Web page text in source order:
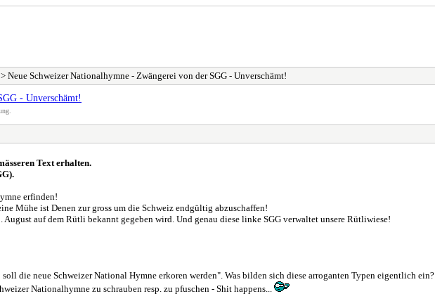
> Neue Schweizer Nationalhymne - Zwängerei von der SGG - Unverschämt!
- Unverschämt!
Text erhalten.
erfinden!
Mühe ist Denen zur gross um die Schweiz endgültig abzuschaffen!
auf dem Rütli bekannt gegeben wird. Und genau diese linke SGG verwaltet unsere Rütliwiese!
die neue Schweizer National Hymne erkoren werden". Was bilden sich diese arroganten Typen eigentlich ein?
Nationalhymne zu schrauben resp. zu pfuschen - Shit happens...